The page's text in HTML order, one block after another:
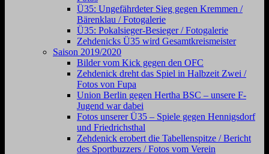
Ü35: Ungefährdeter Sieg gegen Kremmen /
Bärenklau / Fotogalerie
Ü35: Pokalsieger-Besieger / Fotogalerie
Zehdenicks Ü35 wird Gesamtkreismeister
Saison 2019/2020
Bilder vom Kick gegen den OFC
Zehdenick dreht das Spiel in Halbzeit Zwei /
Fotos von Fupa
Union Berlin gegen Hertha BSC – unsere F-
Jugend war dabei
Fotos unserer Ü35 – Spiele gegen Hennigsdorf
und Friedrichsthal
Zehdenick erobert die Tabellenspitze / Bericht
des Sportbuzzers / Fotos vom Verein